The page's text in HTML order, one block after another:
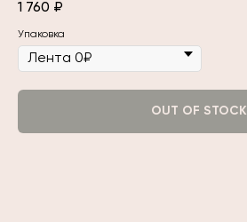
1 760 ₽
Упаковка
OUT OF STOCK